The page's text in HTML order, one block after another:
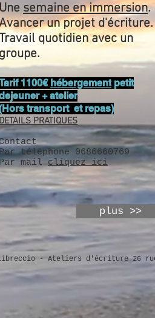
Une semaine en immersion.
un projet d'écriture.
quotidien avec un
groupe.
1100€ hébergement petit
+ atelier
transport et repas)
DETAILS PRATIQUES
téléphone 0686660769
mail cliquez ici
plus >>
- Ateliers d'écriture 26 rue